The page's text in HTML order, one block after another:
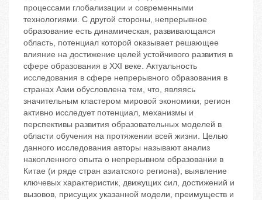
процессами глобализации и современными
технологиями. С другой стороны, непрерывное
образование есть динамическая, развивающаяся
область, потенциал которой оказывает решающее
влияние на достижение целей устойчивого развития в
сфере образования в XXI веке. Актуальность
исследования в сфере непрерывного образования в
странах Азии обусловлена тем, что, являясь
значительным кластером мировой экономики, регион
активно исследует потенциал, механизмы и
перспективы развития образовательных моделей в
области обучения на протяжении всей жизни. Целью
данного исследования авторы называют анализ
накопленного опыта о непрерывном образовании в
Китае (и ряде стран азиатского региона), выявление
ключевых характеристик, движущих сил, достижений и
вызовов, присущих указанной модели, преимуществ и